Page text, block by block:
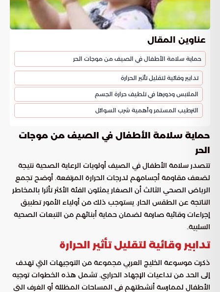
عناوين المقال
حماية سلامة الأطفال في الصيف من موجات الحر
تدابير وقائية لتقليل تأثير الحرارة
الملابس ودورها في تلطيف حرارة الجسم
الترطيب المستمر وأهمية شرب السوائل
حماية سلامة الأطفال في الصيف من موجات
الحر
تتصدر سلامة الأطفال في الصيف أولويات الرعاية الصحية نتيجة
لضعف مقاومة أجسامهم لدرجات الحرارة المرتفعة. أوضح تجمع
الرياض الصحي الثالث أن الصغار يمثلون الفئة الأكثر تأثرا بالمخاطر
الناتجة عن الطقس الحار. يستوجب ذلك من أولياء الأمور تطبيق
إجراءات وقائية صارمة لضمان حماية أبنائهم من التبعات الصحية
السلبية.
تدابير وقائية لتقليل تأثير الحرارة
ذكرت موسوعة الخليج العربي مجموعة من التوجيهات التي تهدف
إلى الحد من تداعيات الإجهاد الحراري. تشمل هذه الخطوات توجيه
الأطفال لممارسة أنشطتهم في المساحات المظللة أو الغرف التي